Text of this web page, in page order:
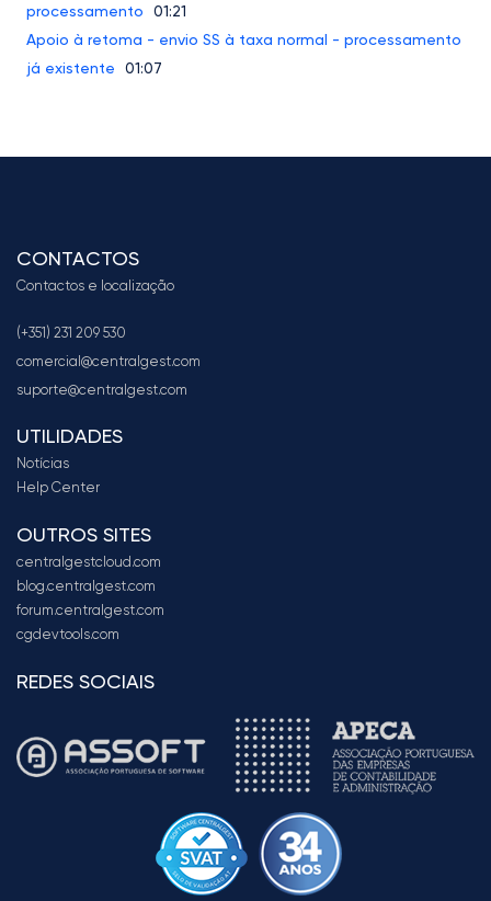
processamento
01:21
Apoio à retoma - envio SS à taxa normal - processamento
já existente
01:07
CONTACTOS
Contactos e localização
(+351) 231 209 530
comercial@centralgest.com
suporte@centralgest.com
UTILIDADES
Notícias
Help Center
OUTROS SITES
centralgestcloud.com
blog.centralgest.com
forum.centralgest.com
cgdevtools.com
REDES SOCIAIS